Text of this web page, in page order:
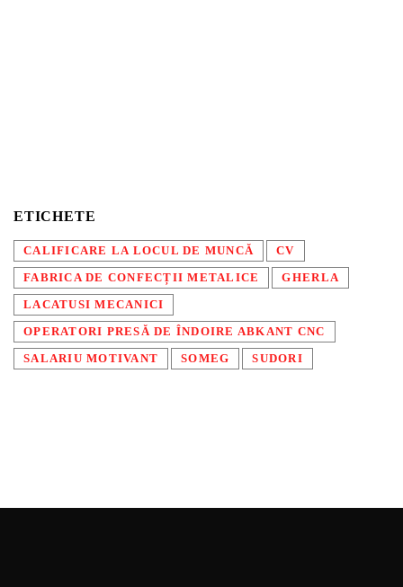
ETICHETE
CALIFICARE LA LOCUL DE MUNCĂ CV
FABRICA DE CONFECȚII METALICE GHERLA
LACATUSI MECANICI
OPERATORI PRESĂ DE ÎNDOIRE ABKANT CNC
SALARIU MOTIVANT SOMEG SUDORI